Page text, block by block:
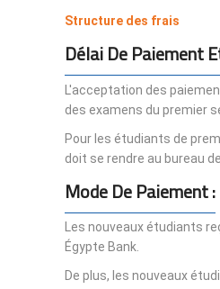
Structure des frais
Délai De Paiement
L'acceptation des
des examens du premier
Pour les étudiants de
doit se rendre au bureau
Mode De Paiement :
Les nouveaux étudiants
Égypte Bank.
De plus, les nouveaux